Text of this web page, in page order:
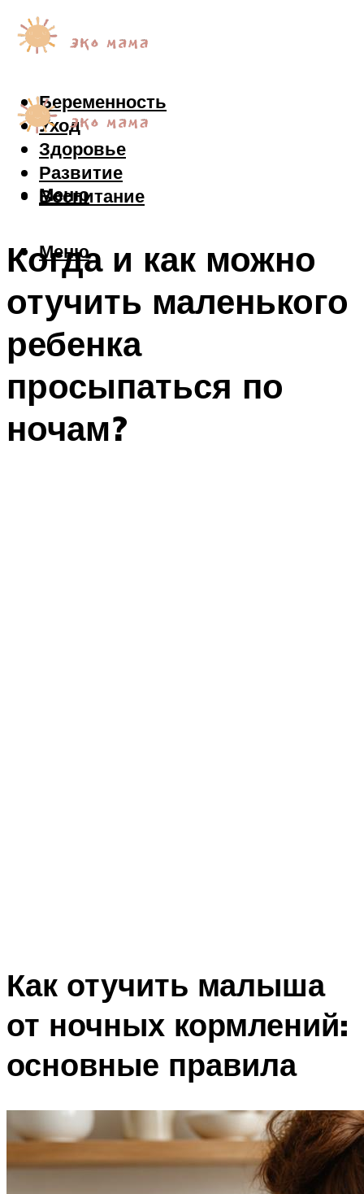
Беременность
Уход
Здоровье
Развитие
Воспитание
Меню
Меню
Когда и как можно
отучить маленького
ребенка
просыпаться по
ночам?
Как отучить малыша
от ночных кормлений:
основные правила